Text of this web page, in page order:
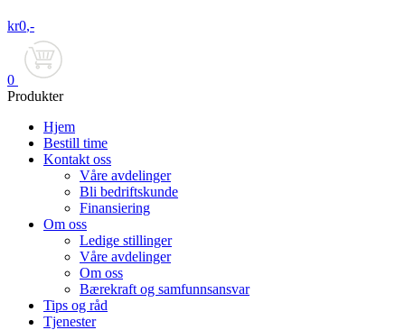
kr0,-
0
Produkter
Hjem
Bestill time
Kontakt oss
Våre avdelinger
Bli bedriftskunde
Finansiering
Om oss
Ledige stillinger
Våre avdelinger
Om oss
Bærekraft og samfunnsansvar
Tips og råd
Tjenester